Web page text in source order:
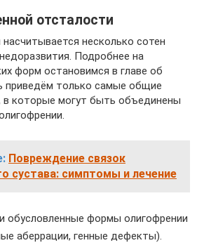
отсталости
несколько сотен
Подробнее на
форм остановимся в главе об
приведём только самые общие
в которые могут быть объединены
Повреждение связок
сустава: симптомы и лечение
обусловленные формы олигофрении
аберрации, генные дефекты).